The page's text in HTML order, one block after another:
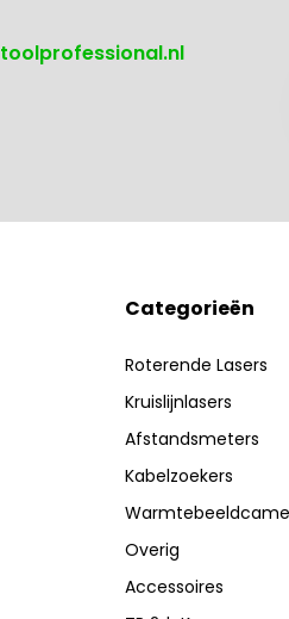
Categorieën
Roterende Lasers
Kruislijnlasers
Afstandsmeters
Kabelzoekers
Overig
Accessoires